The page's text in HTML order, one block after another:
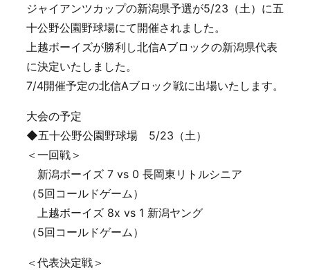
ジャイアンツカップの新潟県予選が5/23（土）に五
十公野公園野球場にて開催されました。
上越ボーイズが勝利し北信Aブロックの新潟県代表
に決定いたしました。
7/4開催予定の北信Aブロック戦に出場いたします。
大会の予定
◆五十公野公園野球場 5/23（土）
＜一回戦＞
新潟ボーイズ 7 vs 0 長岡東リトルシニア
（5回コールドゲーム）
上越ボーイズ 8x vs 1 新潟ヤング
（5回コールドゲーム）
＜代表決定戦＞